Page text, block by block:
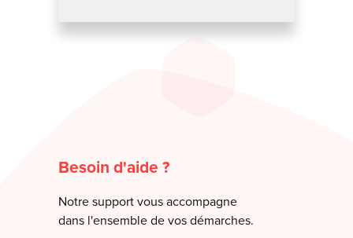
Besoin d'aide ?
Notre support vous accompagne
dans l'ensemble de vos démarches.